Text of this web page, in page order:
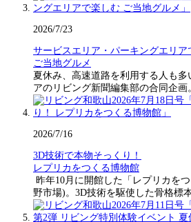
2026/7/23
サービスエリア・パーキングエリア
ご当地グルメ
夏休み、高速道路を利用する人も多
アのリビング新聞編集部の合同企画
2026/7/16
3D技術で本物そっくり！
レプリカをつくる博物館
昨年10月に開館した「レプリカを
野市場)。3D技術を駆使した骨格標